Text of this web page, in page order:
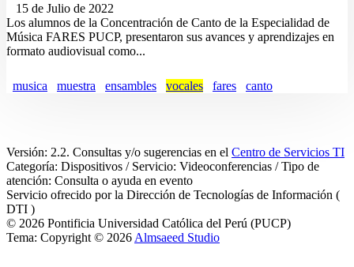
15 de Julio de 2022
Los alumnos de la Concentración de Canto de la Especialidad de
Música FARES PUCP, presentaron sus avances y aprendizajes en
formato audiovisual como...
musica muestra ensambles vocales fares canto
Versión: 2.2. Consultas y/o sugerencias en el Centro de Servicios TI
Categoría: Dispositivos / Servicio: Videoconferencias / Tipo de
atención: Consulta o ayuda en evento
Servicio ofrecido por la Dirección de Tecnologías de Información (
DTI )
© 2026 Pontificia Universidad Católica del Perú (PUCP)
Tema: Copyright © 2026 Almsaeed Studio